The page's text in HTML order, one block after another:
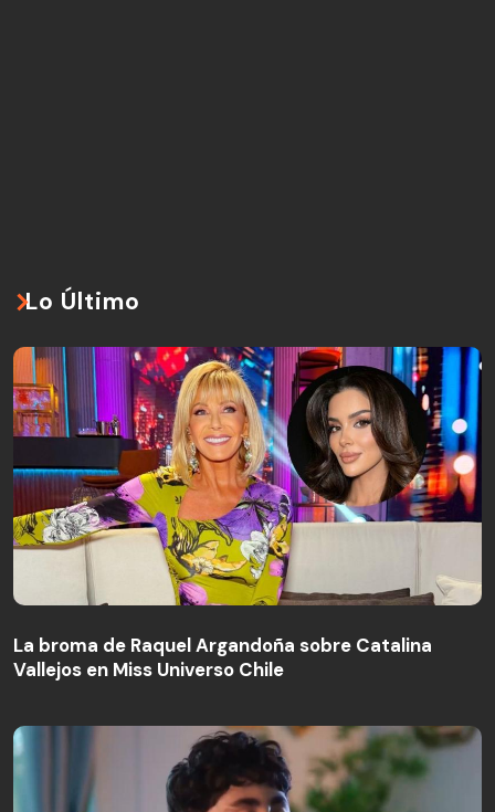
Lo Último
La broma de Raquel Argandoña sobre Catalina
Vallejos en Miss Universo Chile